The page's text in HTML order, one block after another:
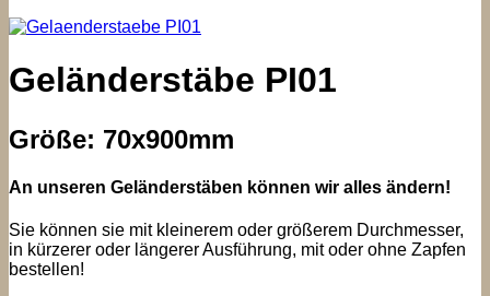
Geländerstäbe PI01
Größe: 70x900mm
An unseren Geländerstäben können wir alles ändern!
Sie können sie mit kleinerem oder größerem Durchmesser,
in kürzerer oder längerer Ausführung, mit oder ohne Zapfen
bestellen!